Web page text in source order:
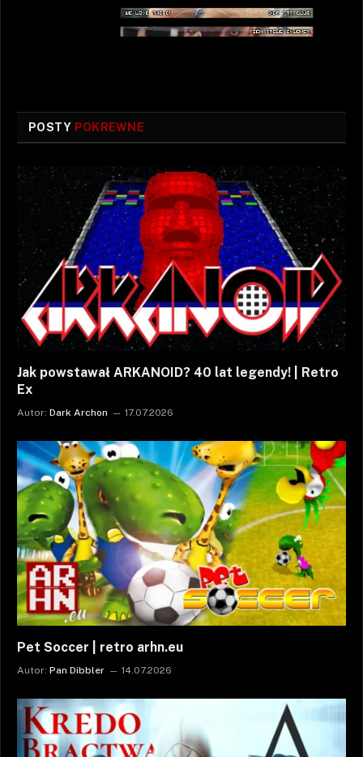
POSTY POKREWNE
Jak powstawał ARKANOID? 40 lat legendy! | Retro
Ex
Autor: Dark Archon 17.07.2026
Pet Soccer | retro arhn.eu
Autor: Pan Dibbler 14.07.2026